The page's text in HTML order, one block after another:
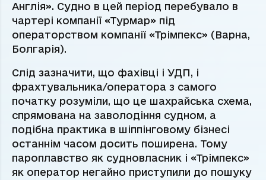
Англія». Судно в цей період перебувало в
чартері компанії «Турмар» під
операторством компанії «Трімпекс» (Варна,
Болгарія).
Слід зазначити, що фахівці і УДП, і
фрахтувальника/оператора з самого
початку розуміли, що це шахрайська схема,
спрямована на заволодіння судном, а
подібна практика в шіппінговому бізнесі
останнім часом досить поширена. Тому
пароплавство як судновласник і «Трімпекс»
як оператор негайно приступили до пошуку